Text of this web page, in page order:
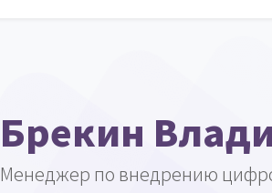
Брекин
Менеджер по внедрению